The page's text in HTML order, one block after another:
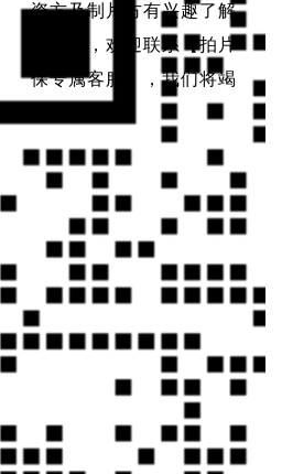
资方及制片方有兴趣了解
拍片保，欢迎联系【拍片
保专属客服】，我们将竭